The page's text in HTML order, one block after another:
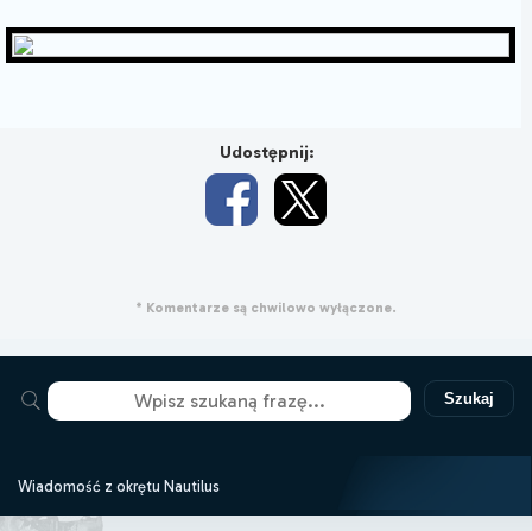
Udostępnij:
* Komentarze są chwilowo wyłączone.
Szukaj
Wiadomość z okrętu Nautilus